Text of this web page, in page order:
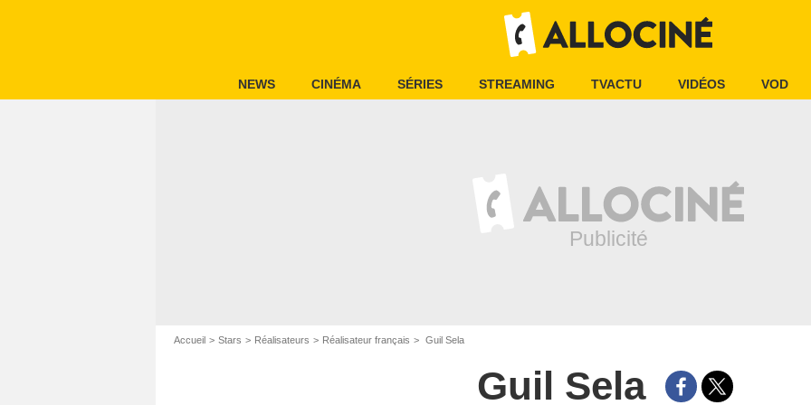
NEWS CINÉMA SÉRIES STREAMING TVACTU VIDÉOS VOD
Accueil Stars Réalisateurs Réalisateur français Guil Sela
Guil Sela